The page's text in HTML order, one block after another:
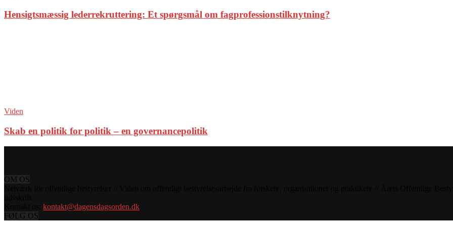
Hensigtsmæssig lederrekruttering: Et spørgsmål om fagprofessionstilknytning?
Viden
Skab en politik for politik – en governancepolitik
OM OS
kontakt@dagensdagsorden.dk
FØLG OS